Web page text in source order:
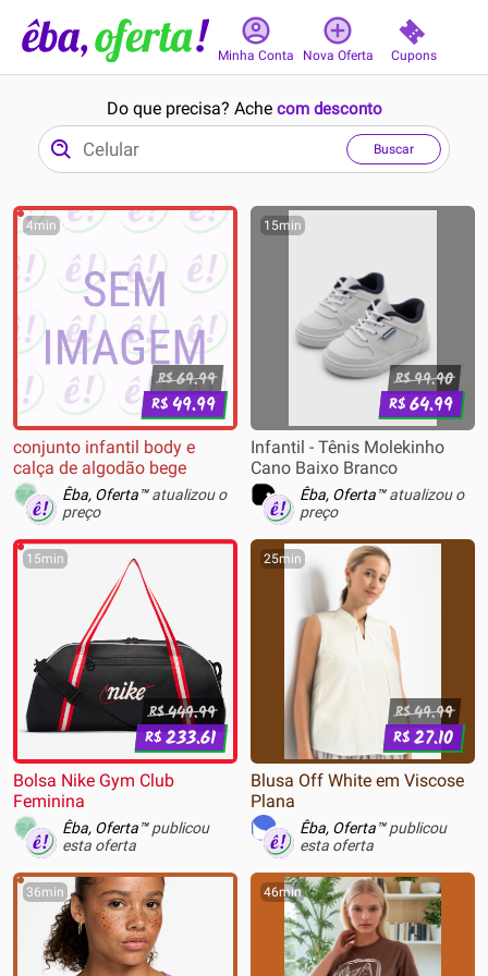
Minha Conta Nova Oferta Cupons
Do que precisa? Ache com desconto
Buscar
4min
R$69.99
R$49.99
conjunto infantil body e
calça de algodão bege
Êba, Oferta™atualizou o
preço
15min
R$99.90
R$64.99
Infantil - Tênis Molekinho
Cano Baixo Branco
Êba, Oferta™atualizou o
preço
15min
R$449.99
R$233.61
Bolsa Nike Gym Club
Feminina
Êba, Oferta™publicou
esta oferta
25min
R$49.99
R$27.10
Blusa Off White em Viscose
Plana
Êba, Oferta™publicou
esta oferta
36min 46min